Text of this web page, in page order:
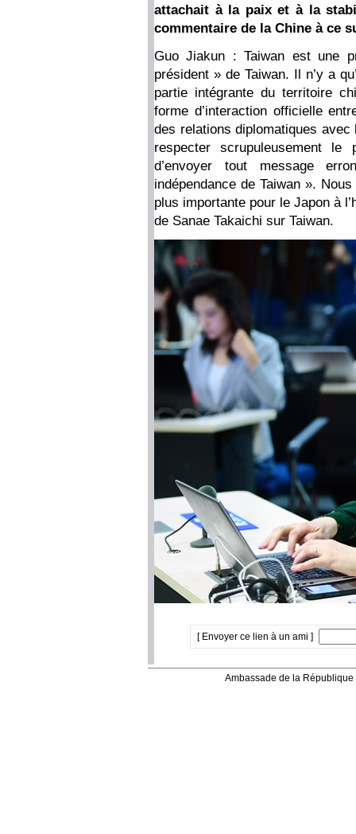
attachait à la paix et à la
commentaire de la Chine à ce
Guo Jiakun : Taiwan est une
président » de Taiwan. Il n’y a
partie intégrante du territoire
forme d’interaction officielle
des relations diplomatiques
respecter scrupuleusement le
d’envoyer tout message
indépendance de Taiwan ».
plus importante pour le Japon à
de Sanae Takaichi sur Taiwan.
[ Envoyer ce lien à un ami ]
Ambassade de la